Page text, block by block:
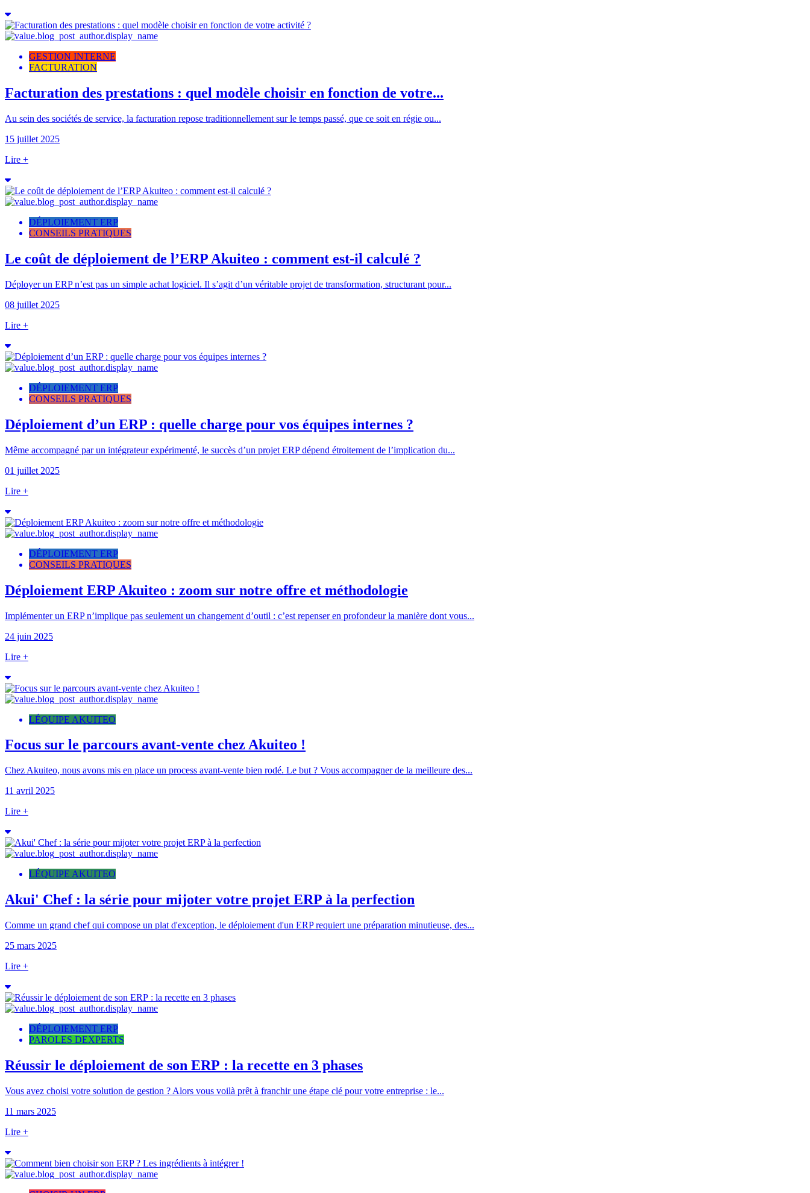
GESTION INTERNE
FACTURATION
Facturation des prestations : quel modèle choisir en fonction de votre...
Au sein des sociétés de service, la facturation repose traditionnellement sur le temps passé, que ce soit en régie ou...
15 juillet 2025
Lire +
DÉPLOIEMENT ERP
CONSEILS PRATIQUES
Le coût de déploiement de l’ERP Akuiteo : comment est-il calculé ?
Déployer un ERP n’est pas un simple achat logiciel. Il s’agit d’un véritable projet de transformation, structurant pour...
08 juillet 2025
Lire +
DÉPLOIEMENT ERP
CONSEILS PRATIQUES
Déploiement d’un ERP : quelle charge pour vos équipes internes ?
Même accompagné par un intégrateur expérimenté, le succès d’un projet ERP dépend étroitement de l’implication du...
01 juillet 2025
Lire +
DÉPLOIEMENT ERP
CONSEILS PRATIQUES
Déploiement ERP Akuiteo : zoom sur notre offre et méthodologie
Implémenter un ERP n’implique pas seulement un changement d’outil : c’est repenser en profondeur la manière dont vous...
24 juin 2025
Lire +
LÉQUIPE AKUITEO
Focus sur le parcours avant-vente chez Akuiteo !
Chez Akuiteo, nous avons mis en place un process avant-vente bien rodé. Le but ? Vous accompagner de la meilleure des...
11 avril 2025
Lire +
LÉQUIPE AKUITEO
Akui' Chef : la série pour mijoter votre projet ERP à la perfection
Comme un grand chef qui compose un plat d'exception, le déploiement d'un ERP requiert une préparation minutieuse, des...
25 mars 2025
Lire +
DÉPLOIEMENT ERP
PAROLES DEXPERTS
Réussir le déploiement de son ERP : la recette en 3 phases
Vous avez choisi votre solution de gestion ? Alors vous voilà prêt à franchir une étape clé pour votre entreprise : le...
11 mars 2025
Lire +